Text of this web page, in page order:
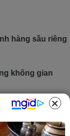
hàng sầu riêng
không gian
gần Athens
sỹ tại Công viên